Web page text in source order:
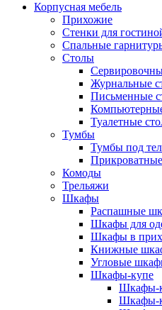
Корпусная мебель
Прихожие
Стенки для
Спальные
Столы
Журнальные
Письменные
Туалетные
Тумбы
Тумбы под
Комоды
Трельяжи
Шкафы
Распашные
Шкафы для
Шкафы в
Книжные
Угловые
Шкафы-купе
Шкафы-
Шкафы-